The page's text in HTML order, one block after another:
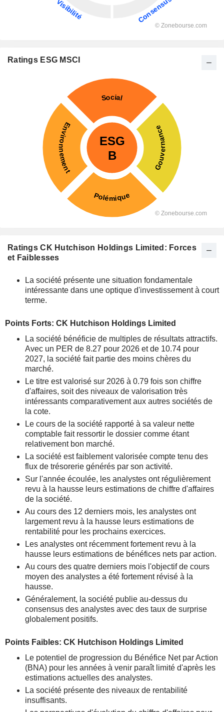
Ratings ESG MSCI
Ratings CK Hutchison Holdings Limited: Forces
et Faiblesses
La société présente une situation fondamentale
intéressante dans une optique d'investissement à court
terme.
Points Forts: CK Hutchison Holdings Limited
La société bénéficie de multiples de résultats attractifs.
Avec un PER de 8.27 pour 2026 et de 10.74 pour
2027, la société fait partie des moins chères du
marché.
Le titre est valorisé sur 2026 à 0.79 fois son chiffre
d'affaires, soit des niveaux de valorisation très
intéressants comparativement aux autres sociétés de
la cote.
Le cours de la société rapporté à sa valeur nette
comptable fait ressortir le dossier comme étant
relativement bon marché.
La société est faiblement valorisée compte tenu des
flux de trésorerie générés par son activité.
Sur l'année écoulée, les analystes ont régulièrement
revu à la hausse leurs estimations de chiffre d'affaires
de la société.
Au cours des 12 derniers mois, les analystes ont
largement revu à la hausse leurs estimations de
rentabilité pour les prochains exercices.
Les analystes ont récemment fortement revu à la
hausse leurs estimations de bénéfices nets par action.
Au cours des quatre derniers mois l'objectif de cours
moyen des analystes a été fortement révisé à la
hausse.
Généralement, la société publie au-dessus du
consensus des analystes avec des taux de surprise
globalement positifs.
Points Faibles: CK Hutchison Holdings Limited
Le potentiel de progression du Bénéfice Net par Action
(BNA) pour les années à venir paraît limité d'après les
estimations actuelles des analystes.
La société présente des niveaux de rentabilité
insuffisants.